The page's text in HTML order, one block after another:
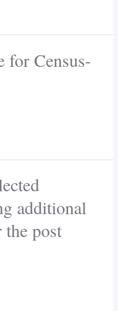
for Census-
additional
the post